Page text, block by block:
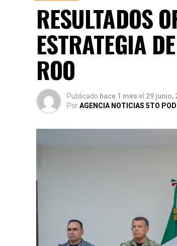
RESULTADOS
ESTRATEGIA
ROO
Publicado hace 1 mes el 29 junio,
PorAGENCIA NOTICIAS 5TO